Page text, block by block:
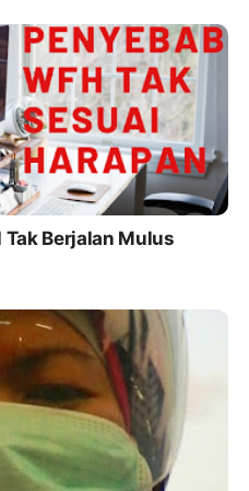
Berjalan Mulus